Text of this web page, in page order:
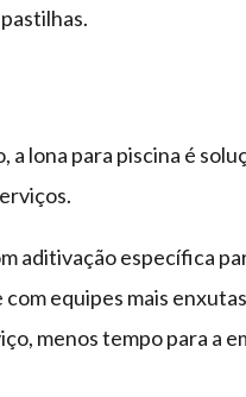
a lona para piscina é
aditivação específica
equipes mais
menos tempo para a